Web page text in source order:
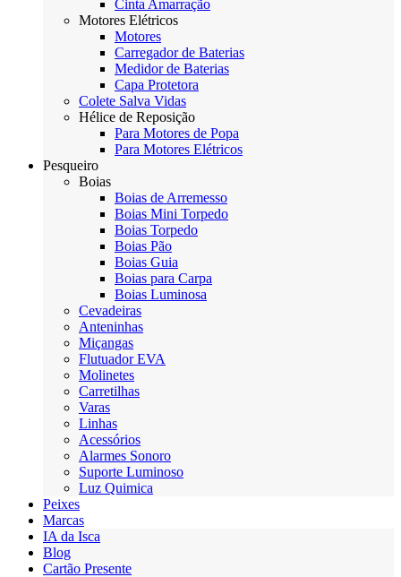
Cinta Amarração
Motores Elétricos
Motores
Carregador de Baterias
Medidor de Baterias
Capa Protetora
Colete Salva Vidas
Hélice de Reposição
Para Motores de Popa
Para Motores Elétricos
Pesqueiro
Boias
Boias de Arremesso
Boias Mini Torpedo
Boias Torpedo
Boias Pão
Boias Guia
Boias para Carpa
Boias Luminosa
Cevadeiras
Anteninhas
Miçangas
Flutuador EVA
Molinetes
Carretilhas
Varas
Linhas
Acessórios
Alarmes Sonoro
Suporte Luminoso
Luz Quimica
Peixes
Marcas
IA da Isca
Blog
Cartão Presente